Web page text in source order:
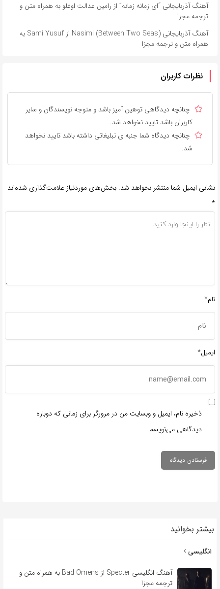
آهنگ آذربایجانی “ای زمانه زمانه” از رامین عدالت اوغلو به همراه متن و
ترجمه مجزا
آهنگ آذربایجانی Nasimi (Between Two Seas) از Sami Yusuf به
همراه متن و ترجمه مجزا
نظرات کاربران
چنانچه دیدگاهی توهین آمیز باشد و متوجه نویسندگان و سایر
کاربران باشد تایید نخواهد شد.
چنانچه دیدگاه شما جنبه ی تبلیغاتی داشته باشد تایید نخواهد
شد.
نشانی ایمیل شما منتشر نخواهد شد. بخش‌های موردنیاز علامت‌گذاری شده‌اند
*
نام*
ایمیل*
ذخیره نام، ایمیل و وبسایت من در مرورگر برای زمانی که دوباره
دیدگاهی می‌نویسم.
بیشتر بخوانید
انگلیسی
آهنگ انگلیسی Specter از Bad Omens به همراه متن و
ترجمه مجزا